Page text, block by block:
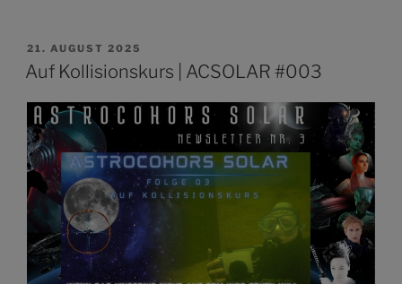
VERÖFFENTLICHT
AM
21. AUGUST 2025
Auf Kollisionskurs | ACSOLAR #003